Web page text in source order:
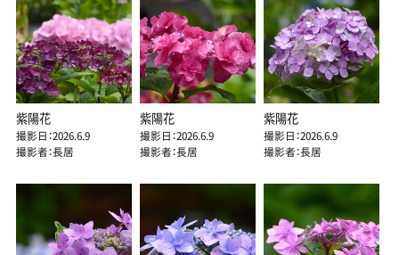
紫陽花
撮影日：2026.6.9
撮影者：長居
紫陽花
撮影日：2026.6.9
撮影者：長居
紫陽花
撮影日：2026.6.9
撮影者：長居